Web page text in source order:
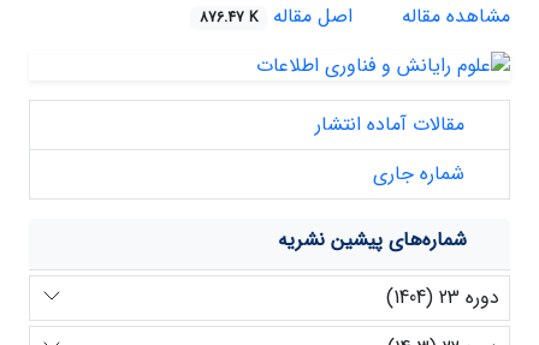
مشاهده مقاله
اصل مقاله 876.47 K
مقالات آماده انتشار
شماره جاری
شماره‌های پیشین نشریه
دوره 23 (1404)